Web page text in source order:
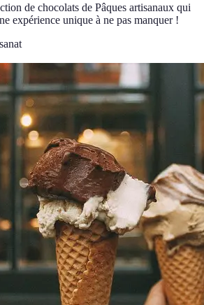
de chocolats de Pâques artisanaux qui
expérience unique à ne pas manquer !